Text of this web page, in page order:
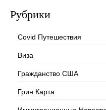
Рубрики
Covid Путешествия
Виза
Гражданство США
Грин Карта